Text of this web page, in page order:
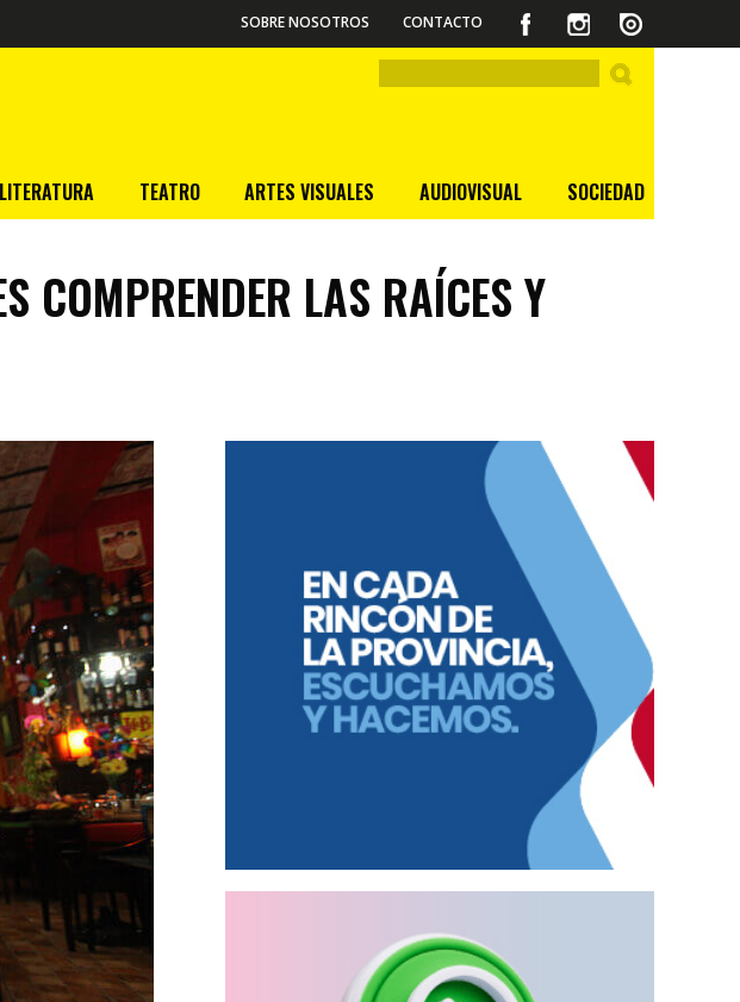
SOBRE NOSOTROS CONTACTO
LITERATURA TEATRO ARTES VISUALES AUDIOVISUAL SOCIEDAD
COMPRENDER LAS RAÍCES Y